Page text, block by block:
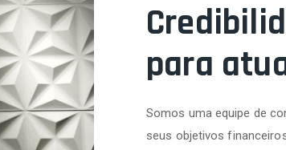
para
Somos uma equipe de
seus objetivos